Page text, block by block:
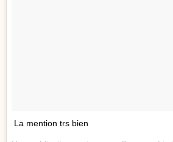
La mention trs bien